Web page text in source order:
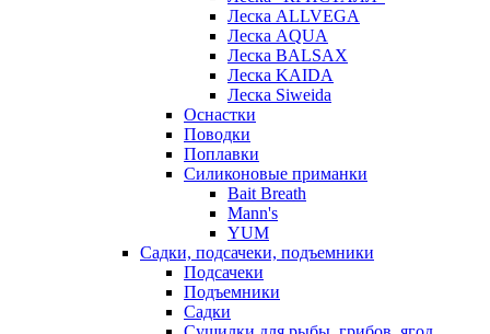
Леска ALLVEGA
Леска AQUA
Леска BALSAX
Леска KAIDA
Леска Siweida
Оснастки
Поводки
Поплавки
Силиконовые приманки
Bait Breath
Mann's
YUM
Садки, подсачеки, подъемники
Подсачеки
Подъемники
Садки